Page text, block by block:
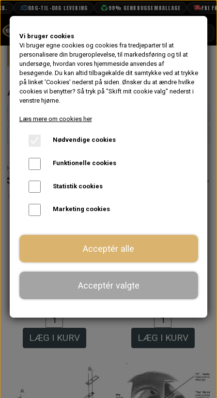
DAG-TIL-DAG LEVERING 98% GENBRUGSEMBALLAGE FRI
BOOK TID
PROJEKTER
TEKNISK DATA
VANDPOLERING
Forside Mini Eksteriør Anhænger Træk
Anhænger Træk
Anhænger Træk med
Saloon/Clubman
3.000,00 kr.
LÆG I KURV
Anhænger Træk med
Varevogn/Pick up
3.196,00 kr.
LÆG I KURV
Vi bruger cookies
Vi bruger egne cookies og cookies fra tredjeparter til at
personalisere din brugeroplevelse, til markedsføring og til at
undersøge, hvordan vores hjemmeside anvendes af
besøgende. Du kan altid tilbagekalde dit samtykke ved at trykke
på linket 'Cookies' nederst på siden. Ønsker du at ændre hvilke
cookies vi benytter? Så tryk på "Skift mit cookie valg" nederst i
venstre hjørne.
Læs mere om cookies her
Nødvendige cookies
Funktionelle cookies
Statistik cookies
Marketing cookies
Acceptér alle
Acceptér valgte